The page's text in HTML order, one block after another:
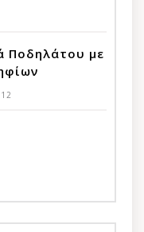
Ποδηλάτου με